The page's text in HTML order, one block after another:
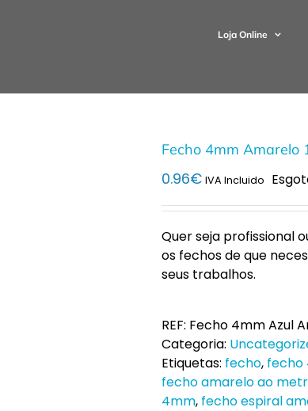
Loja Online
Fecho 4mm Amarelo
0.96€ IVA Incluido
Quer seja profissional
os fechos de que
seus trabalhos.
REF: Fecho 4mm Azul
Categoria:
Etiquetas: fecho, fecho
fecho amarelo ao
4mm, fecho espiral